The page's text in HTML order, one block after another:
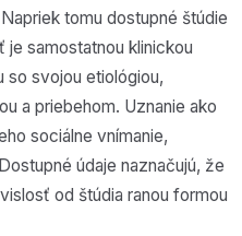
tomu dostupné štúdie
samostatnou klinickou
so svojou etiológiou,
a priebehom. Uznanie ako
sociálne vnímanie,
údaje naznačujú, že
od štúdia ranou formou